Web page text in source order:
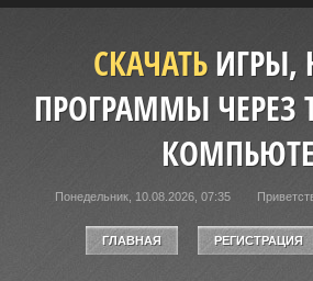
СКАЧАТЬИГРЫ,
ПРОГРАММЫ ЧЕРЕЗ
Понедельник, 10.08.2026, 07:35
ГЛАВНАЯ РЕГИСТРАЦИЯ